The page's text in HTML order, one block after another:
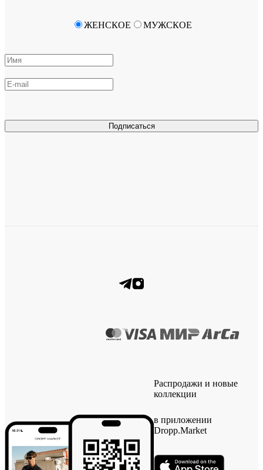
Подписаться
ЖЕНСКОЕ МУЖСКОЕ
Распродажи и новые
коллекции
в приложении
Dropp.Market